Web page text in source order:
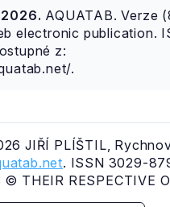
AQUATAB. Verze
electronic publication.
z:
.
JIŘÍ PLÍŠTIL,
. ISSN 3029-
© THEIR RESPECTIVE